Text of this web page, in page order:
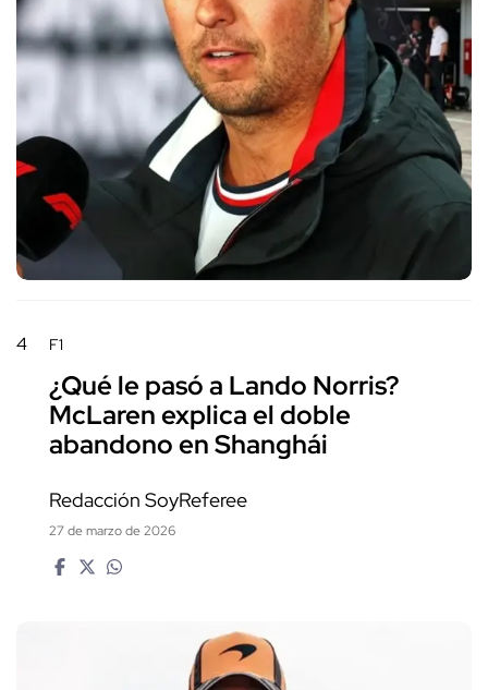
4 F1
¿Qué le pasó a Lando Norris?
McLaren explica el doble
abandono en Shanghái
Redacción SoyReferee
27 de marzo de 2026